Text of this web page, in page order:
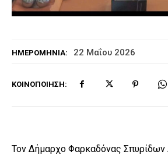
ΗΜΕΡΟΜΗΝΊΑ: 22 Μαΐου 2026
ΚΟΙΝΟΠΟΊΗΣΗ:
Τον Δήμαρχο Φαρκαδόνας Σπυρίδων